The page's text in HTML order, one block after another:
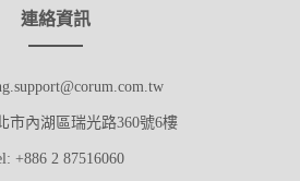
連絡資訊
市內湖區瑞光路360號6樓
+886 2 87516060